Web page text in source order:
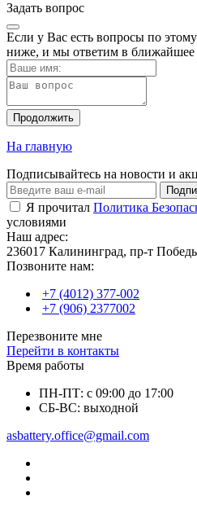
Задать вопрос
Если у Вас есть вопросы по
ниже, и мы ответим в ближайшее
Продолжить
На главную
Подписывайтесь на новости и
Я прочитал Политика
условиями
Наш адрес:
236017 Калининград,​ пр-т
Позвоните нам:
+7 (4012) 377-002
+7 (906) 2377002
Перезвоните мне
Перейти в контакты
Время работы
ПН-ПТ: с 09:00 до 17:00
СБ-ВС: выходной
asbattery.office@gmail.com